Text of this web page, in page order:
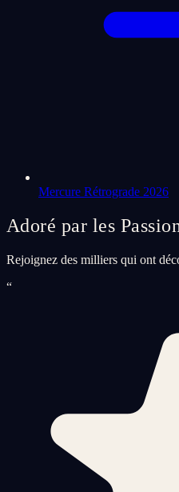
Mercure Rétrograde 2026
Adoré par les
Rejoignez des milliers qui ont
“